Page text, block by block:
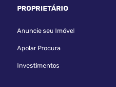
PROPRIETÁRIO
Anuncie seu Imóvel
Apolar Procura
Investimentos